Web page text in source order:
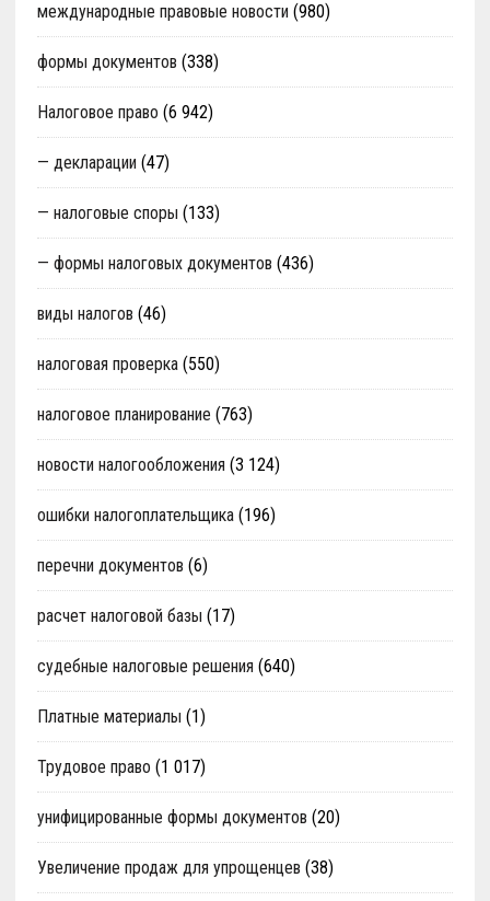
международные правовые новости (980)
формы документов (338)
Налоговое право (6 942)
— декларации (47)
— налоговые споры (133)
— формы налоговых документов (436)
виды налогов (46)
налоговая проверка(550)
налоговое планирование (763)
новости налогообложения (3 124)
ошибки налогоплательщика(196)
перечни документов (6)
расчет налоговой базы (17)
судебные налоговые решения (640)
Платные материалы (1)
Трудовое право (1 017)
унифицированные формы документов (20)
Увеличение продаж для упрощенцев (38)